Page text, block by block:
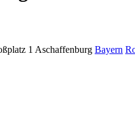
1 Aschaffenburg Bayern